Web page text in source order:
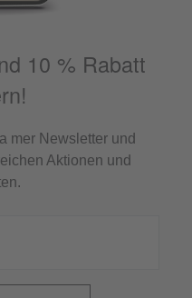
10 % Rabatt
mer Newsletter und
Aktionen und